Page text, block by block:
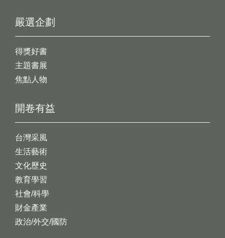
開卷有益
台灣采風
生活藝術
文化歷史
教育學習
社會/科學
財金產業
政治/外交/國防
嚴選企劃
得獎好書
主題書展
焦點人物